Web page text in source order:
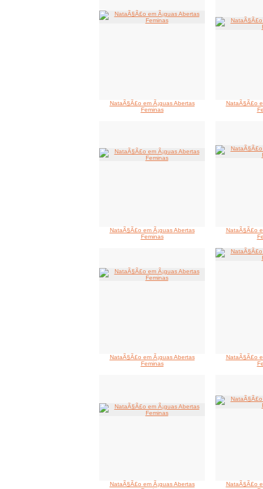
NataÃ§Ã£o em Ã¡guas Abertas
Feminas
NataÃ§Ã£o
NataÃ§Ã£o em Ã¡guas Abertas
Feminas
NataÃ§Ã£o
NataÃ§Ã£o em Ã¡guas Abertas
Feminas
NataÃ§Ã£o
NataÃ§Ã£o em Ã¡guas Abertas
NataÃ§Ã£o